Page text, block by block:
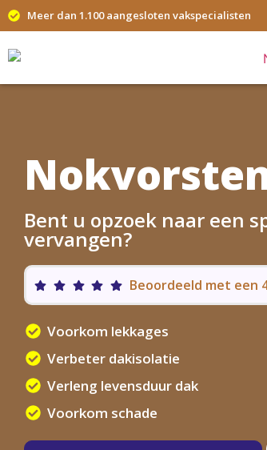
Meer dan 1.100 aangesloten vakspecialisten
Bent u opzoek naar een
vervangen?
Beoordeeld met een
Voorkom lekkages
Verbeter dakisolatie
Verleng levensduur dak
Voorkom schade